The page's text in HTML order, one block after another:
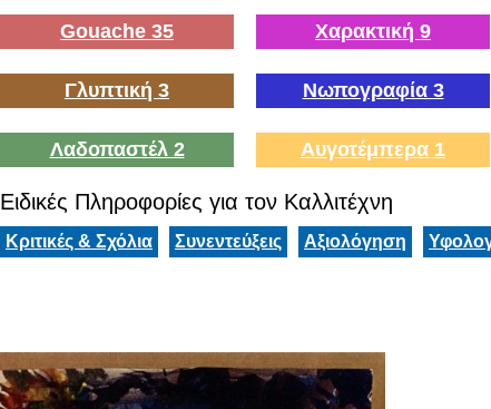
Gouache 35 Χαρακτική 9
Γλυπτική 3 Νωπογραφία 3
Λαδοπαστέλ 2 Αυγοτέμπερα 1
Ειδικές Πληροφορίες για τον Καλλιτέχνη
Κριτικές & Σχόλια Συνεντεύξεις Αξιολόγηση